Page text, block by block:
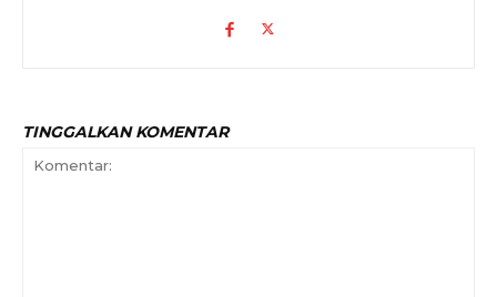
TINGGALKAN KOMENTAR